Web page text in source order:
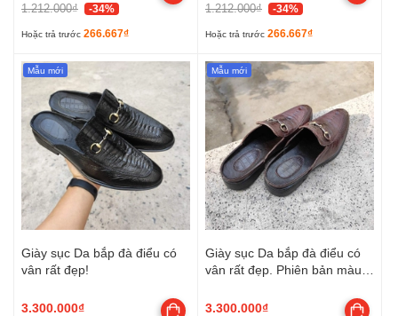
1.212.000₫ -34%
Hoặc trả trước 266.667₫
1.212.000₫ -34%
Hoặc trả trước 266.667₫
Mẫu mới
Giày sục Da bắp đà điểu có
vân rất đẹp!
3.300.000₫
Mẫu mới
Giày sục Da bắp đà điểu có
vân rất đẹp. Phiên bản màu
3.300.000₫